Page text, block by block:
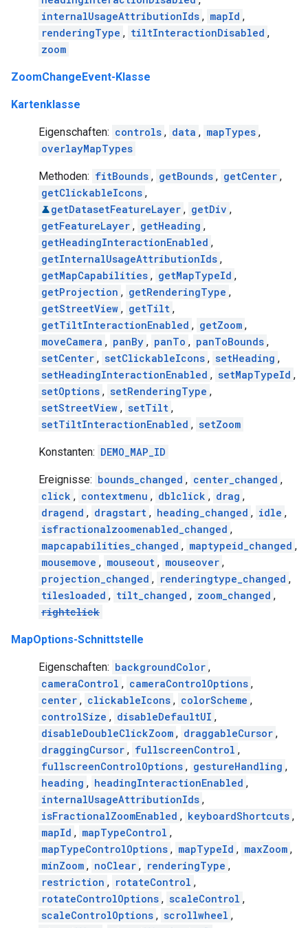
internalUsageAttributionIds , mapId ,
renderingType , tiltInteractionDisabled ,
zoom
ZoomChangeEvent-Klasse
Kartenklasse
Eigenschaften: controls , data , mapTypes ,
overlayMapTypes
Methoden: fitBounds , getBounds , getCenter ,
getClickableIcons ,
getDatasetFeatureLayer , getDiv ,
getFeatureLayer , getHeading ,
getHeadingInteractionEnabled ,
getInternalUsageAttributionIds ,
getMapCapabilities , getMapTypeId ,
getProjection , getRenderingType ,
getStreetView , getTilt ,
getTiltInteractionEnabled , getZoom ,
moveCamera , panBy , panTo , panToBounds ,
setCenter , setClickableIcons , setHeading ,
setHeadingInteractionEnabled , setMapTypeId ,
setOptions , setRenderingType ,
setStreetView , setTilt ,
setTiltInteractionEnabled , setZoom
Konstanten: DEMO_MAP_ID
Ereignisse: bounds_changed , center_changed ,
click , contextmenu , dblclick , drag ,
dragend , dragstart , heading_changed , idle ,
isfractionalzoomenabled_changed ,
mapcapabilities_changed , maptypeid_changed ,
mousemove , mouseout , mouseover ,
projection_changed , renderingtype_changed ,
tilesloaded , tilt_changed , zoom_changed ,
rightclick
MapOptions-Schnittstelle
Eigenschaften: backgroundColor ,
cameraControl , cameraControlOptions ,
center , clickableIcons , colorScheme ,
controlSize , disableDefaultUI ,
disableDoubleClickZoom , draggableCursor ,
draggingCursor , fullscreenControl ,
fullscreenControlOptions , gestureHandling ,
heading , headingInteractionEnabled ,
internalUsageAttributionIds ,
isFractionalZoomEnabled , keyboardShortcuts ,
mapId , mapTypeControl ,
mapTypeControlOptions , mapTypeId , maxZoom ,
minZoom , noClear , renderingType ,
restriction , rotateControl ,
rotateControlOptions , scaleControl ,
scaleControlOptions , scrollwheel ,